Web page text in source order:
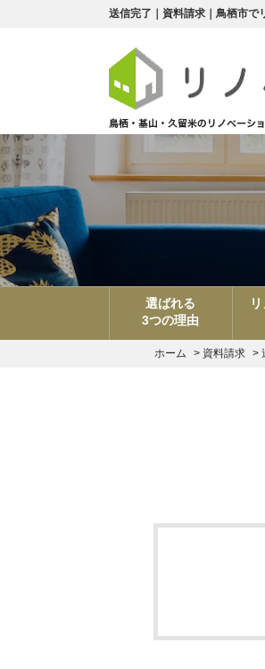
送信完了｜資料請求｜鳥栖市で
選ばれる
3つの理由
ホーム > 資料請求 >